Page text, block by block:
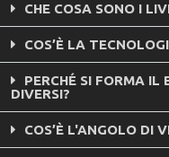
CHE COSA SONO I
COS’È LA
PERCHÉ SI FORMA IL
DIVERSI?
COS’È L'ANGOLO DI